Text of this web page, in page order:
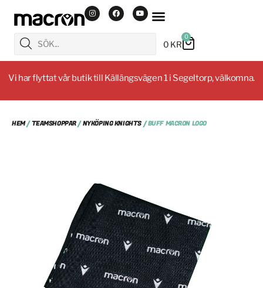
0 KR
0
Vi har flyttat vår butik till Källängsvägen 1 i Segeltorp, välkomna.
HEM/TEAMSHOPPAR/NYKÖPING KNIGHTS/ BUFF MACRON LOGO